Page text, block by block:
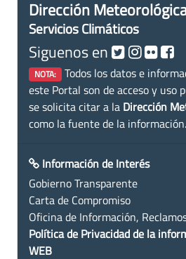
Dirección
Servicios Climáticos
Siguenos en
NOTA: Todos los datos e
este Portal son de acceso y uso
se solicita citar a la Dirección
como la fuente de la información.
Información de Interés
Gobierno Transparente
Carta de Compromiso
Oficina de Información,
Política de Privacidad de la
WEB